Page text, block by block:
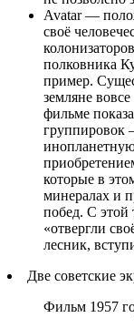
Avatar —
своё
полковника
пример.
земляне
фильме
группировок
которые в
минералах и
побед. С этой
«отвергли
лесник,
Две советские
Фильм 1957